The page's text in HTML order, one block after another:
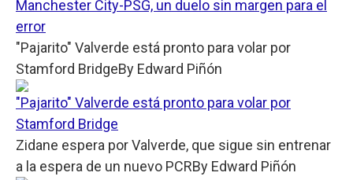
Manchester City-PSG, un duelo sin margen para el
error
"Pajarito" Valverde está pronto para volar por
Stamford BridgeBy Edward Piñón
"Pajarito" Valverde está pronto para volar por
Stamford Bridge
Zidane espera por Valverde, que sigue sin entrenar
a la espera de un nuevo PCRBy Edward Piñón